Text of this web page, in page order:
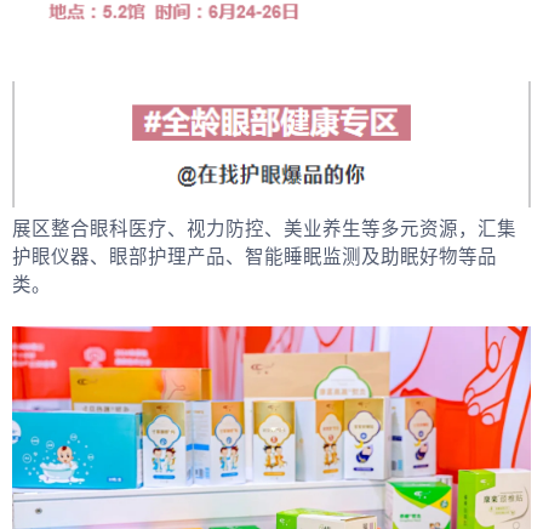
展区整合眼科医疗、视力防控、美业养生等多元资源，汇集
护眼仪器、眼部护理产品、智能睡眠监测及助眠好物等品
类。